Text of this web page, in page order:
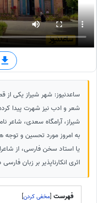
ساعدنیوز: شهر شیراز یکی
شعر و ادب نیز شهرت پیدا
شیراز، آرامگاه سعدی، شاعر
به امروز مورد تحسین و
یا استاد سخن فارسی، از
اثری انکارناپذیر بر زبان
فهرست [
]